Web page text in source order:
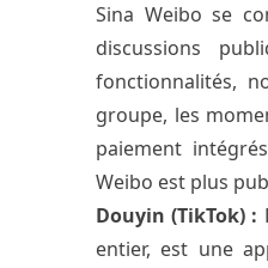
Sina Weibo se
discussions
fonctionnalités,
groupe, les
paiement
Weibo est plus
Douyin (TikTok) :
entier, est une